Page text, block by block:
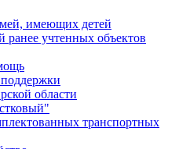
имеющих детей
ранее учтенных объектов
области
транспортных